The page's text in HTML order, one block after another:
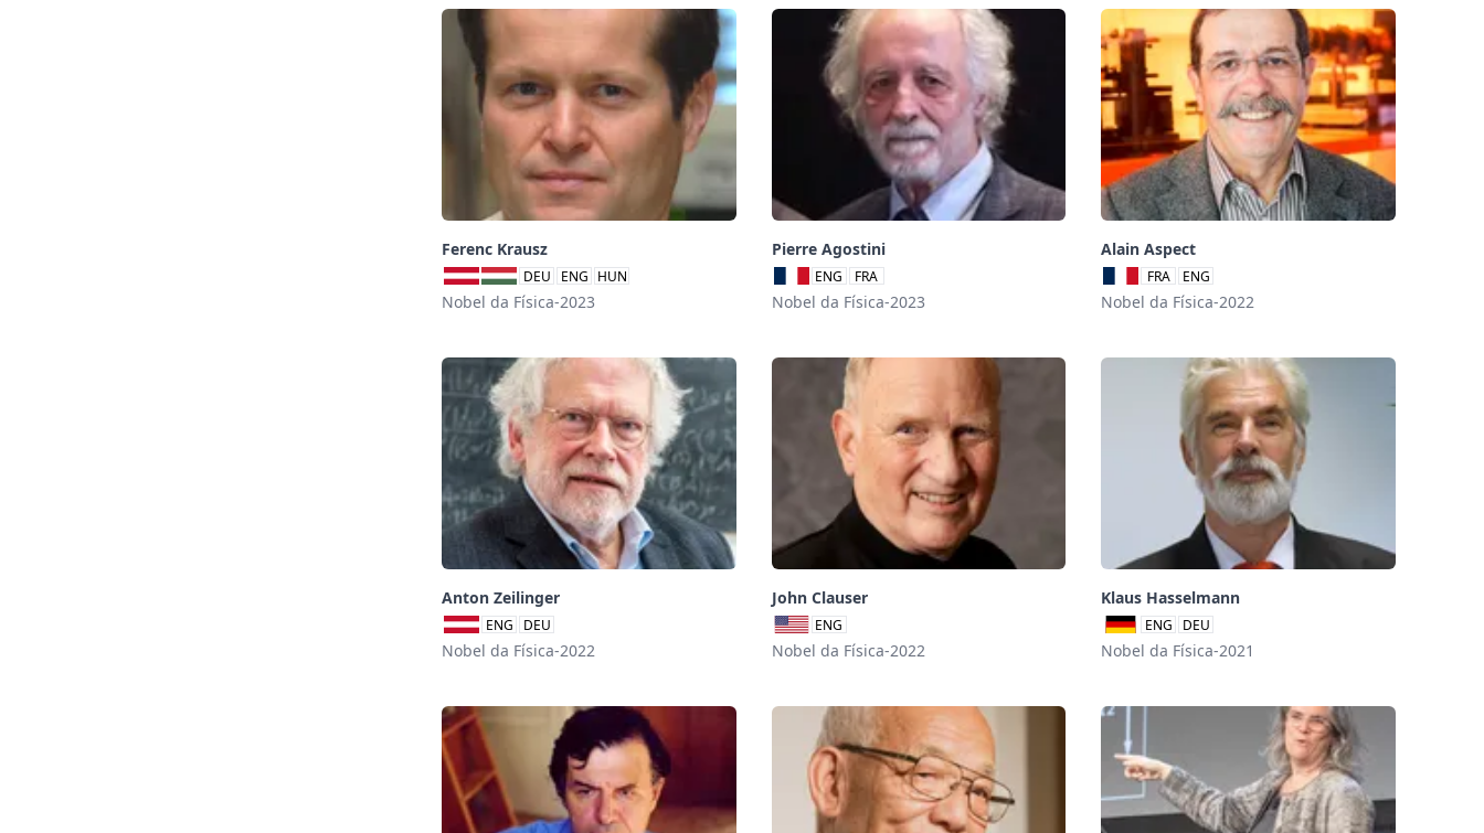
Ferenc Krausz
DEU ENG HUN
Nobel da Física-2023
Pierre Agostini
ENG FRA
Nobel da Física-2023
Alain Aspect
FRA ENG
Nobel da Física-2022
Anton Zeilinger
ENG DEU
Nobel da Física-2022
John Clauser
ENG
Nobel da Física-2022
Klaus Hasselmann
ENG DEU
Nobel da Física-2021